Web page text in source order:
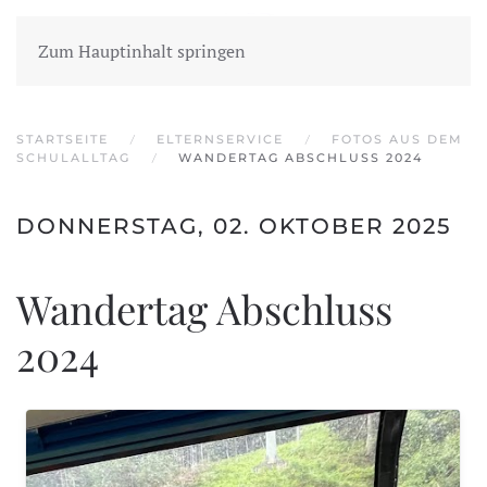
Zum Hauptinhalt springen
STARTSEITE ELTERNSERVICE
FOTOS AUS DEM
SCHULALLTAG
WANDERTAG ABSCHLUSS 2024
DONNERSTAG, 02. OKTOBER 2025
Wandertag Abschluss
2024